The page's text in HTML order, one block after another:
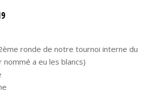
ronde de notre tournoi interne du
a eu les blancs)